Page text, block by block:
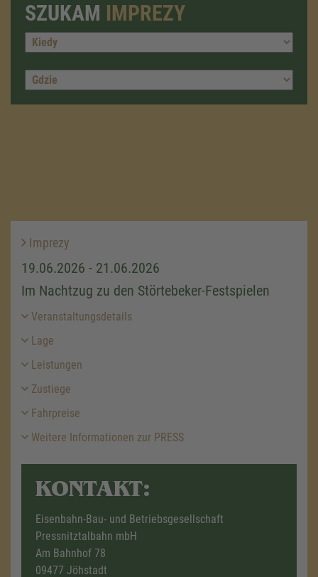
SZUKAM IMPREZY
Imprezy
19.06.2026 - 21.06.2026
Im Nachtzug zu den Störtebeker-Festspielen
Veranstaltungsdetails
Lage
Leistungen
Zustiege
Fahrpreise
Weitere Informationen zur PRESS
KONTAKT:
Eisenbahn-Bau- und Betriebsgesellschaft
Pressnitztalbahn mbH
Am Bahnhof 78
09477 Jöhstadt